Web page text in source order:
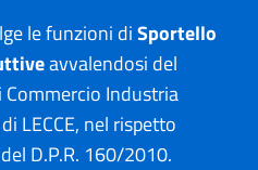
le funzioni diSportello
avvalendosi del
Industria
LECCE, nel rispetto
D.P.R. 160/2010.